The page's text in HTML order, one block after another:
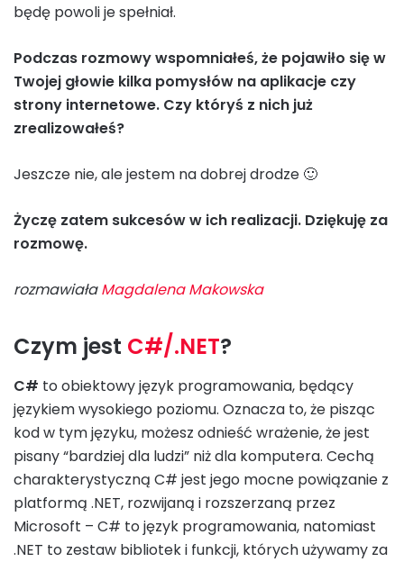
będę powoli je spełniał.
Podczas rozmowy wspomniałeś, że pojawiło się w
Twojej głowie kilka pomysłów na aplikacje czy
strony internetowe. Czy któryś z nich już
zrealizowałeś?
Jeszcze nie, ale jestem na dobrej drodze 🙂
Życzę zatem sukcesów w ich realizacji. Dziękuję za
rozmowę.
rozmawiałaMagdalena Makowska
Czym jest C#/.NET?
C# to obiektowy język programowania, będący
językiem wysokiego poziomu. Oznacza to, że pisząc
kod w tym języku, możesz odnieść wrażenie, że jest
pisany “bardziej dla ludzi” niż dla komputera. Cechą
charakterystyczną C# jest jego mocne powiązanie z
platformą .NET, rozwijaną i rozszerzaną przez
Microsoft – C# to język programowania, natomiast
.NET to zestaw bibliotek i funkcji, których używamy za